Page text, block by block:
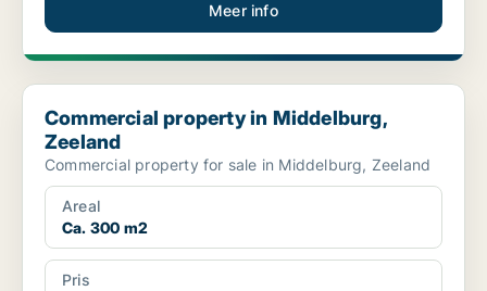
Meer info
Commercial property in Middelburg, Zeeland
Commercial property in Middelburg,
Zeeland
Commercial property for sale in Middelburg, Zeeland
Areal
Ca. 300 m2
Pris